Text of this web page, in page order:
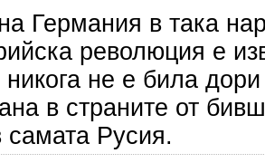
Германия в така
революция е
не е била
в страните от
самата Русия.